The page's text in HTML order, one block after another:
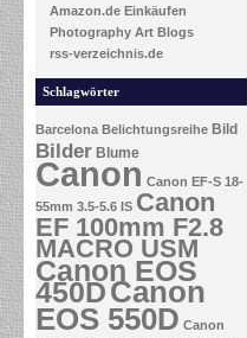
Amazon.de Einkäufen
Photography Art Blogs
rss-verzeichnis.de
Schlagwörter
Barcelona Belichtungsreihe Bild
Bilder Blume
Canon Canon EF-S 18-
55mm 3.5-5.6 IS Canon
EF 100mm F2.8
MACRO USM
Canon EOS
450DCanon
EOS 550D Canon